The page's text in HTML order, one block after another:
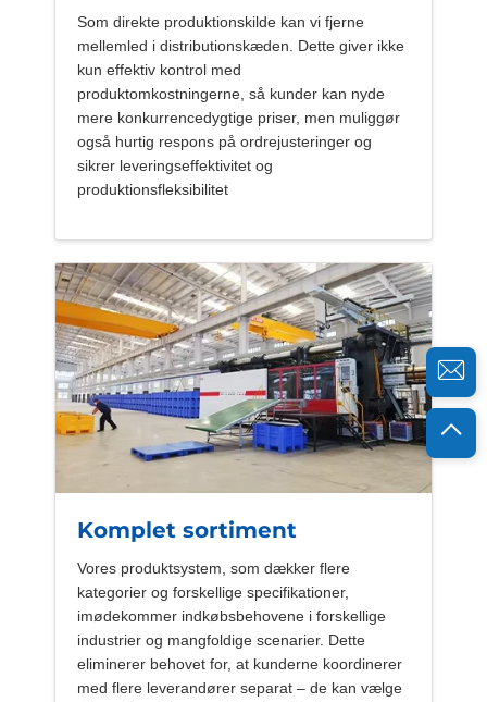
Som direkte produktionskilde kan vi fjerne
mellemled i distributionskæden. Dette giver ikke
kun effektiv kontrol med
produktomkostningerne, så kunder kan nyde
mere konkurrencedygtige priser, men muliggør
også hurtig respons på ordrejusteringer og
sikrer leveringseffektivitet og
produktionsfleksibilitet
Komplet sortiment
Vores produktsystem, som dækker flere
kategorier og forskellige specifikationer,
imødekommer indkøbsbehovene i forskellige
industrier og mangfoldige scenarier. Dette
eliminerer behovet for, at kunderne koordinerer
med flere leverandører separat – de kan vælge